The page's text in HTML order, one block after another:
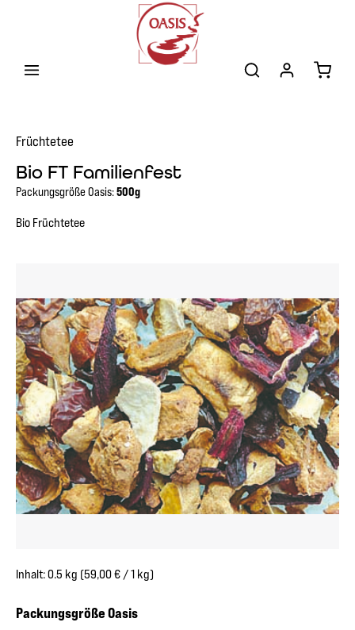
Früchtetee
Bio FT Familienfest
Packungsgröße Oasis:500g
Bio Früchtetee
Inhalt:0.5 kg (59,00 € / 1 kg)
Packungsgröße Oasisauswählen